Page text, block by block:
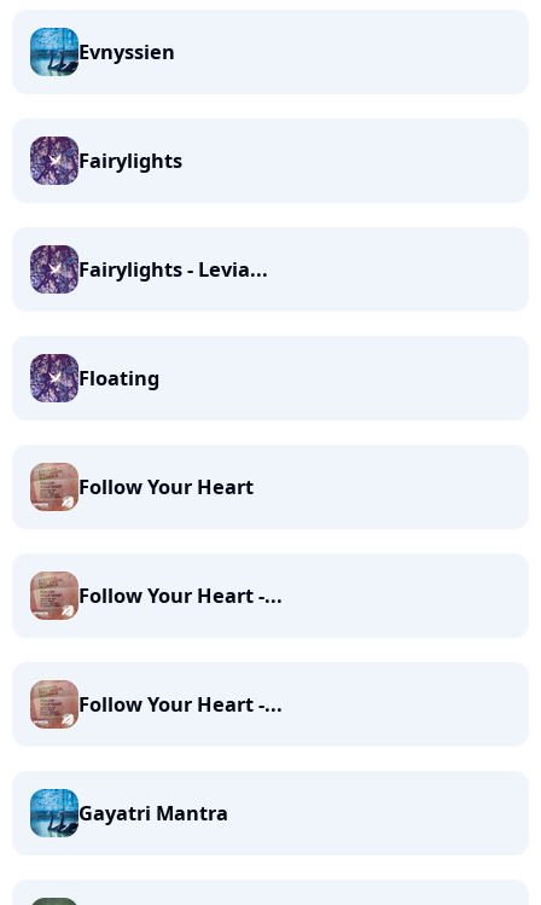
Evnyssien
Fairylights
Fairylights - Levia...
Floating
Follow Your Heart
Follow Your Heart -...
Follow Your Heart -...
Gayatri Mantra